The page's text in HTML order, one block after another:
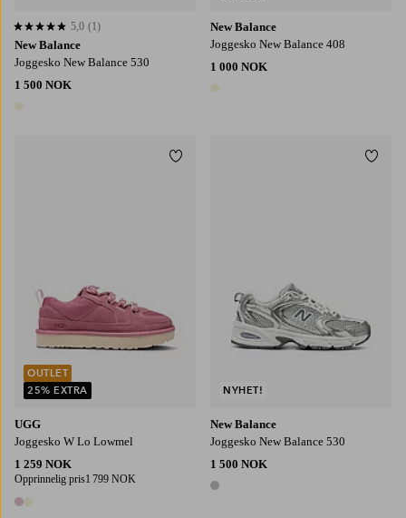
New Balance
Joggesko New Balance 530
1 500 NOK
1 farge
5,0 basert på 1 karaktergivninger
5,0 (1)
New Balance
Joggesko New Balance 408
1 000 NOK
1 farge
UGG
Joggesko W Lo Lowmel
1 259 NOK
Opprinnelig pris1 799 NOK
2 farger
OUTLET
25% EXTRA
Legg til favoritter
New Balance
Joggesko New Balance 530
1 500 NOK
1 farge
NYHET!